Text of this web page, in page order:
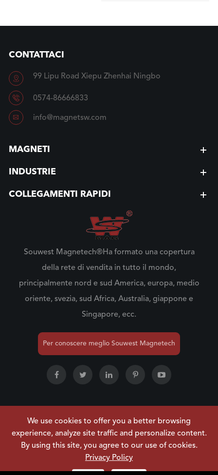
CONTATTACI
 99 Lipu Road Xiepu Zhenhai Ningbo
 0574-86666833
 info@magnetsw.com
MAGNETI
INDUSTRIE
COLLEGAMENTI RAPIDI
Souwest Magnetech®Ha formato una copertura
della rete di vendita in tutto il mondo,
principalmente nord e sud America, europa, medio
oriente, svezia, sud Africa, Australia, giappone e
Singapore, ecc.
Per conoscere meglio Souwest Magnetech
Copyright ©NINGBO SOUWEST MAGNETECH
DEVELOPMENT CO.,LTD.Tutti i diritti riservati.
| Informativa sulla privacy
We use cookies to offer you a better browsing
experience, analyze site traffic and personalize content.
By using this site, you agree to our use of cookies.
Privacy Policy